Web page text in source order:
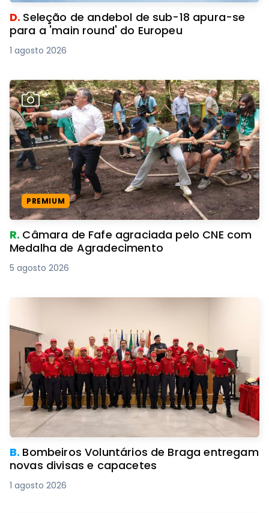
D. Seleção de andebol de sub-18 apura-se
para a 'main round' do Europeu
1 agosto 2026
PREMIUM
R. Câmara de Fafe agraciada pelo CNE com
Medalha de Agradecimento
5 agosto 2026
B. Bombeiros Voluntários de Braga entregam
novas divisas e capacetes
1 agosto 2026